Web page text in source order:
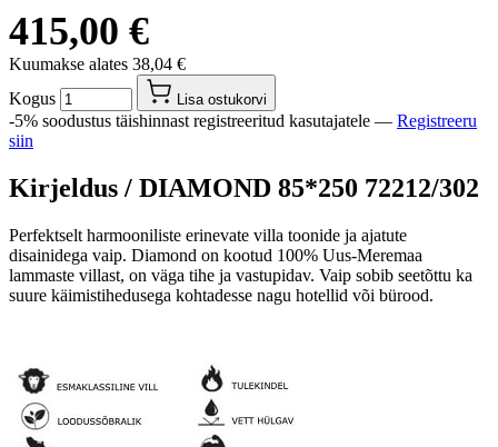
415,00 €
Kuumakse alates 38,04 €
Kogus
Lisa ostukorvi
-5% soodustus täishinnast registreeritud kasutajatele — Registreeru
siin
Kirjeldus / DIAMOND 85*250 72212/302
Perfektselt harmooniliste erinevate villa toonide ja ajatute
disainidega vaip. Diamond on kootud 100% Uus-Meremaa
lammaste villast, on väga tihe ja vastupidav. Vaip sobib seetõttu ka
suure käimistihedusega kohtadesse nagu hotellid või bürood.